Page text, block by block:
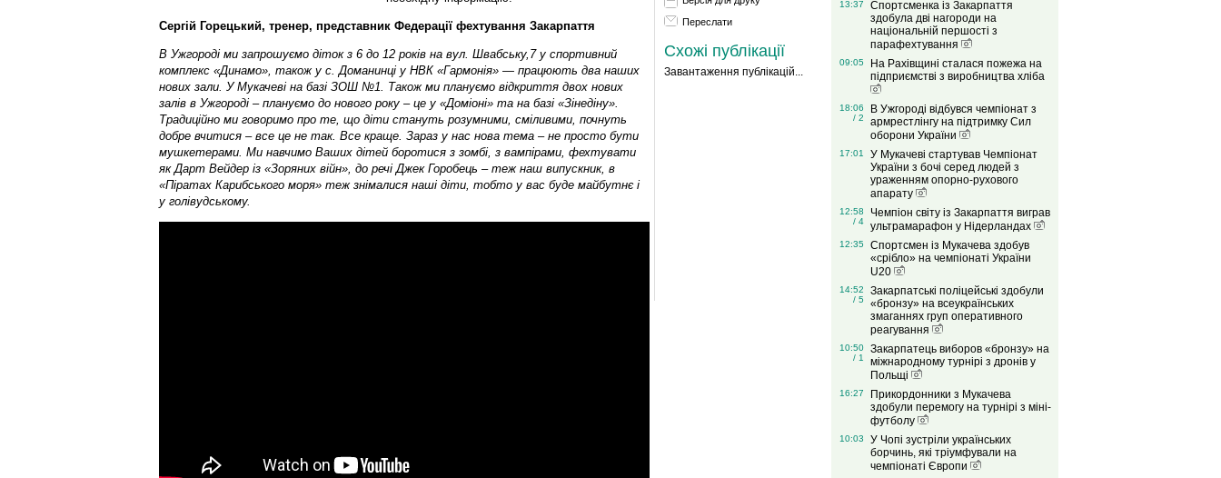
Сергій Горецький, тренер, представник Федерації фехтування Закарпаття
В Ужгороді ми запрошуємо діток з 6 до 12 років на вул. Швабську,7 у спортивний
комплекс «Динамо», також у с. Доманинці у НВК «Гармонія» — працюють два наших
нових зали. У Мукачеві на базі ЗОШ №1. Також ми плануємо відкриття двох нових
залів в Ужгороді – плануємо до нового року – це у «Доміоні» та на базі «Зінедіну».
Традиційно ми говоримо про те, що діти стануть розумними, сміливими, почнуть
добре вчитися – все це не так. Все краще. Зараз у нас нова тема – не просто бути
мушкетерами. Ми навчимо Ваших дітей боротися з зомбі, з вампірами, фехтувати
як Дарт Вейдер із «Зоряних війн», до речі Джек Горобець – теж наш випускник, в
«Піратах Карибського моря» теж знімалися наші діти, тобто у вас буде майбутнє і
у голівудському.
Переслати
Схожі публікації
Завантаження публікацій...
13:37
Спортсменка із Закарпаття
здобула дві нагороди на
національній першості з
парафехтування
09:05
На Рахівщині сталася пожежа на
підприємстві з виробництва хліба
18:06
/ 2
В Ужгороді відбувся чемпіонат з
армрестлінгу на підтримку Сил
оборони України
17:01
У Мукачеві стартував Чемпіонат
України з бочі серед людей з
ураженням опорно-рухового
апарату
12:58
/ 4
Чемпіон світу із Закарпаття виграв
ультрамарафон у Нідерландах
12:35
Спортсмен із Мукачева здобув
«срібло» на чемпіонаті України
U20
14:52
/ 5
Закарпатські поліцейські здобули
«бронзу» на всеукраїнських
змаганнях груп оперативного
реагування
10:50
/ 1
Закарпатець виборов «бронзу» на
міжнародному турнірі з дронів у
Польщі
16:27
Прикордонники з Мукачева
здобули перемогу на турнірі з міні-
футболу
10:03
У Чопі зустріли українських
борчинь, які тріумфували на
чемпіонаті Європи